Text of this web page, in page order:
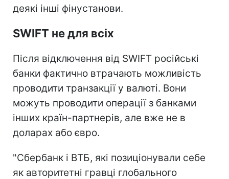
деякі інші фінустанови.
SWIFT не для всіх
Після відключення від SWIFT російські
банки фактично втрачають можливість
проводити транзакції у валюті. Вони
можуть проводити операції з банками
інших країн-партнерів, але вже не в
доларах або євро.
"Сбербанк і ВТБ, які позиціонували себе
як авторитетні гравці глобального